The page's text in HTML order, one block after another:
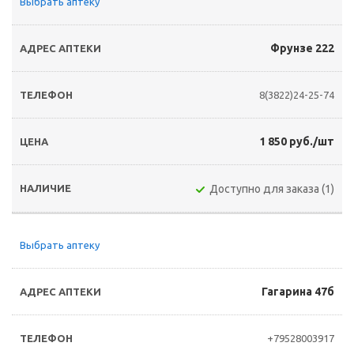
Фрунзе 222
8(3822)24-25-74
1 850 руб./шт
Доступно для заказа (1)
Выбрать аптеку
Гагарина 47б
+79528003917